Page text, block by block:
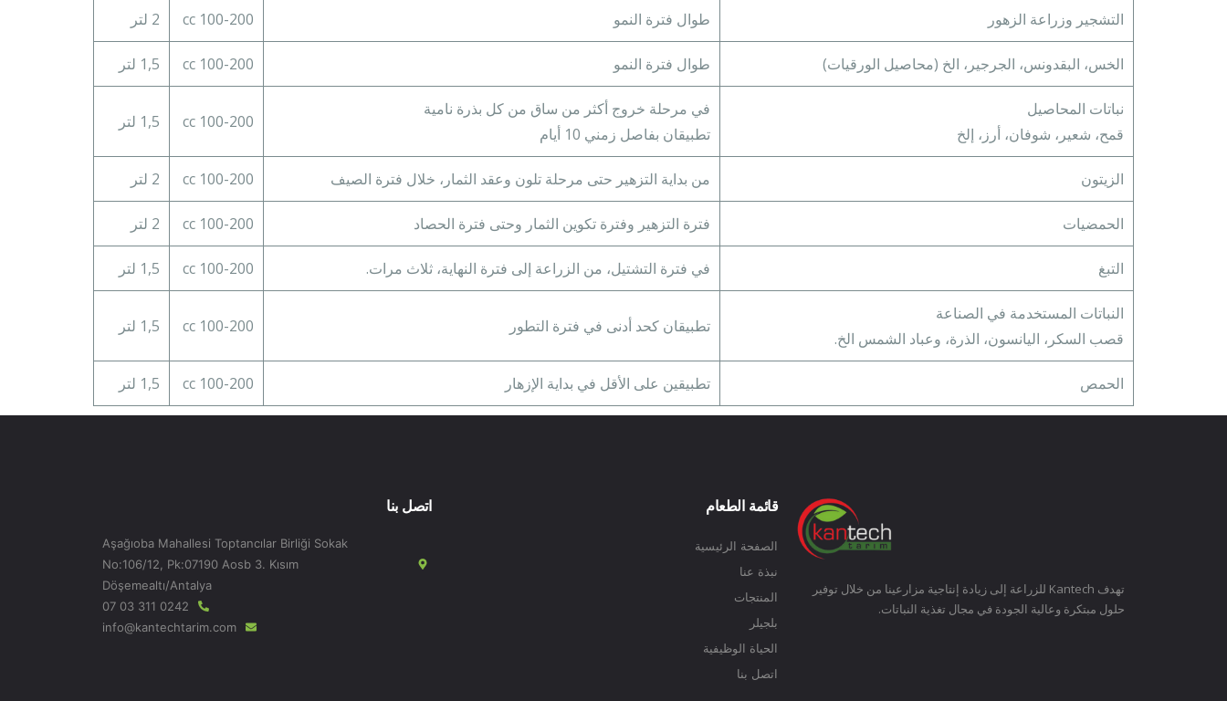
التشجير وزراعة الزهور طوال فترة النمو 100-200 cc 2 لتر
الخس، البقدونس، الجرجير، الخ (محاصيل الورقيات) طوال فترة النمو 100-200 cc 1,5 لتر
نباتات المحاصيل
قمح، شعير، شوفان، أرز، إلخ
في مرحلة خروج أكثر من ساق من كل بذرة نامية
تطبيقان بفاصل زمني 10 أيام
100-200 cc 1,5 لتر
الزيتون من بداية التزهير حتى مرحلة تلون وعقد الثمار، خلال فترة الصيف 100-200 cc 2 لتر
الحمضيات فترة التزهير وفترة تكوين الثمار وحتى فترة الحصاد 100-200 cc 2 لتر
التبغ في فترة التشتيل، من الزراعة إلى فترة النهاية، ثلاث مرات. 100-200 cc 1,5 لتر
النباتات المستخدمة في الصناعة
قصب السكر، اليانسون، الذرة، وعباد الشمس الخ.
تطبيقان كحد أدنى في فترة التطور 100-200 cc 1,5 لتر
الحمص تطبيقين على الأقل في بداية الإزهار 100-200 cc 1,5 لتر
تهدف Kantech للزراعة إلى زيادة إنتاجية مزارعينا من خلال توفير
حلول مبتكرة وعالية الجودة في مجال تغذية النباتات.
قائمة الطعام
الصفحة الرئيسية
نبذة عنا
المنتجات
بلجيلر
الحياة الوظيفية
اتصل بنا
اتصل بنا
Aşağıoba Mahallesi Toptancılar Birliği Sokak
No:106/12, Pk:07190 Aosb 3. Kısım
Döşemealtı/Antalya
0242 311 03 07
info@kantechtarim.com